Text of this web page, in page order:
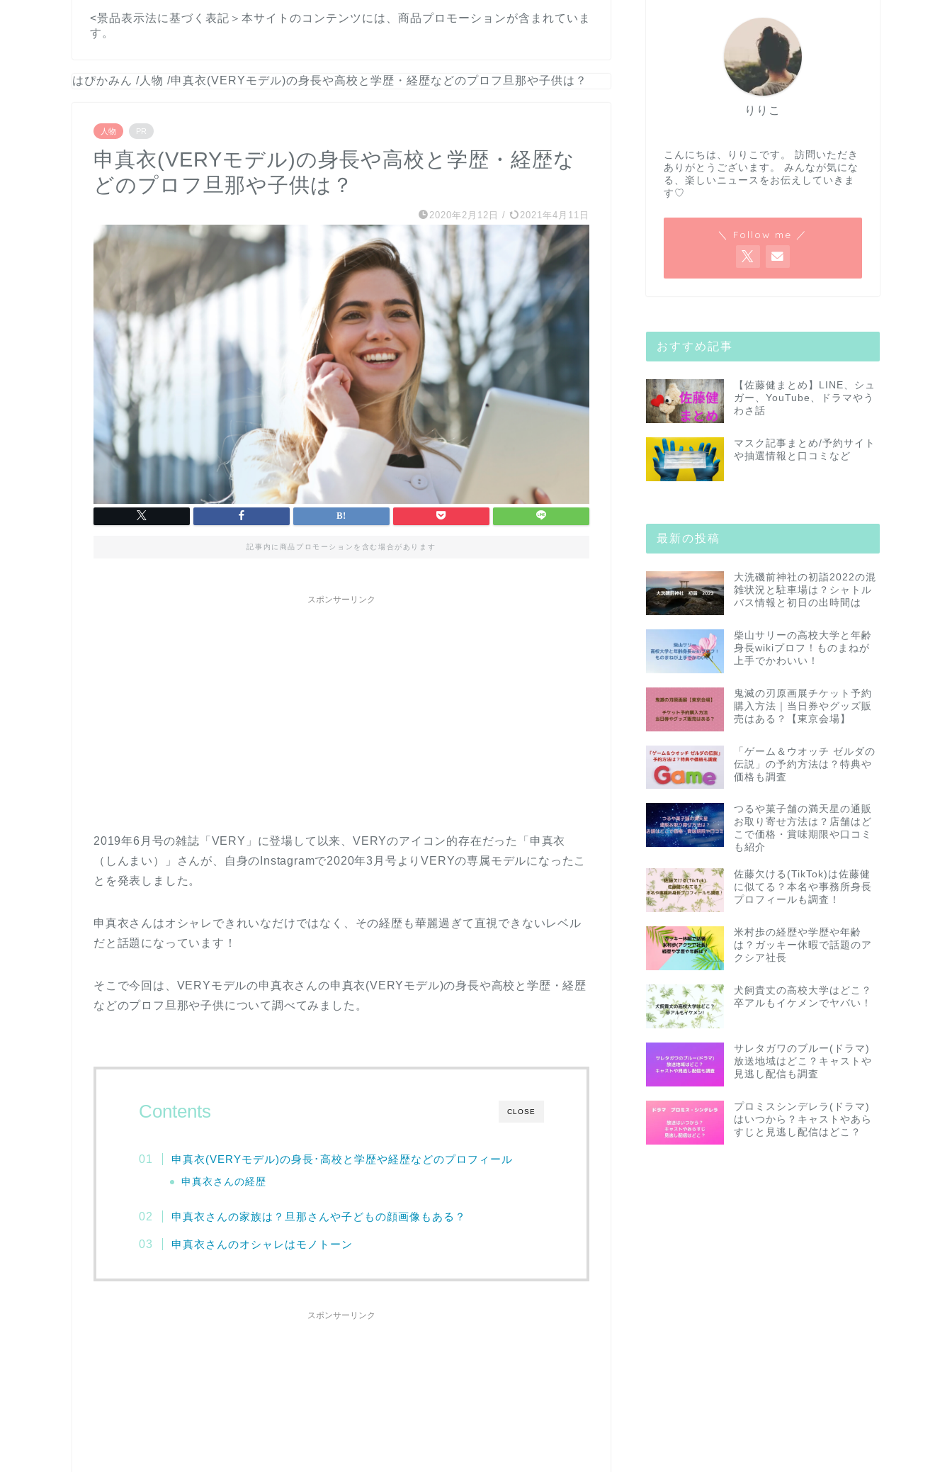
<景品表示法に基づく表記＞本サイトのコンテンツには、商品プロモーションが含まれていま
す。
はぴかみん / 人物 /申真衣(VERYモデル)の身長や高校と学歴・経歴などのプロフ旦那や子供は？
人物 PR
申真衣(VERYモデル)の身長や高校と学歴・経歴な
どのプロフ旦那や子供は？
2020年2月12日 / 2021年4月11日
記事内に商品プロモーションを含む場合があります
スポンサーリンク
2019年6月号の雑誌「VERY」に登場して以来、VERYのアイコン的存在だった「申真衣
（しんまい）」さんが、自身のInstagramで2020年3月号よりVERYの専属モデルになったこ
とを発表しました。
申真衣さんはオシャレできれいなだけではなく、その経歴も華麗過ぎて直視できないレベル
だと話題になっています！
そこで今回は、VERYモデルの申真衣さんの申真衣(VERYモデル)の身長や高校と学歴・経歴
などのプロフ旦那や子供について調べてみました。
CLOSE
Contents
申真衣(VERYモデル)の身長･高校と学歴や経歴などのプロフィール
申真衣さんの経歴
申真衣さんの家族は？旦那さんや子どもの顔画像もある？
申真衣さんのオシャレはモノトーン
スポンサーリンク
りりこ
こんにちは、りりこです。 訪問いただき
ありがとうございます。 みんなが気にな
る、楽しいニュースをお伝えしていきま
す♡
＼ Follow me ／
おすすめ記事
【佐藤健まとめ】LINE、シュ
ガー、YouTube、ドラマやう
わさ話
マスク記事まとめ/予約サイト
や抽選情報と口コミなど
最新の投稿
大洗磯前神社の初詣2022の混
雑状況と駐車場は？シャトル
バス情報と初日の出時間は
柴山サリーの高校大学と年齢
身長wikiプロフ！ものまねが
上手でかわいい！
鬼滅の刃原画展チケット予約
購入方法｜当日券やグッズ販
売はある？【東京会場】
「ゲーム＆ウオッチ ゼルダの
伝説」の予約方法は？特典や
価格も調査
つるや菓子舗の満天星の通販
お取り寄せ方法は？店舗はど
こで価格・賞味期限や口コミ
も紹介
佐藤欠ける(TikTok)は佐藤健
に似てる？本名や事務所身長
プロフィールも調査！
米村歩の経歴や学歴や年齢
は？ガッキー休暇で話題のア
クシア社長
犬飼貴丈の高校大学はどこ？
卒アルもイケメンでヤバい！
サレタガワのブルー(ドラマ)
放送地域はどこ？キャストや
見逃し配信も調査
プロミスシンデレラ(ドラマ)
はいつから？キャストやあら
すじと見逃し配信はどこ？